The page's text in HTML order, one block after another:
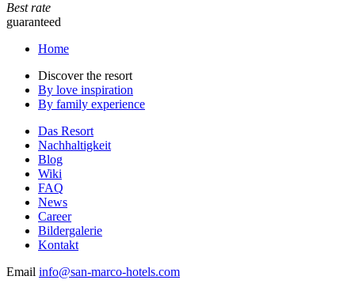
Best rate
guaranteed
Home
Discover the resort
By love inspiration
By family experience
Das Resort
Nachhaltigkeit
Blog
Wiki
FAQ
News
Career
Bildergalerie
Kontakt
Email info@san-marco-hotels.com